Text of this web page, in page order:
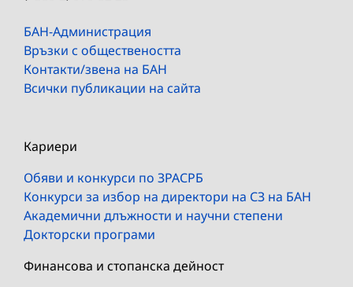
БАН-Администрация
Връзки с обществеността
Контакти/звена на БАН
Всички публикации на сайта
Кариери
Обяви и конкурси по ЗРАСРБ
Конкурси за избор на директори на СЗ на БАН
Академични длъжности и научни степени
Докторски програми
Финансова и стопанска дейност